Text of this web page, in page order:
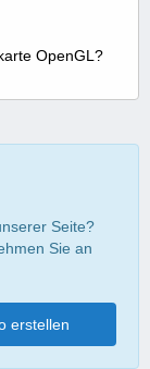
OpenGL?
Seite?
Sie an
erstellen